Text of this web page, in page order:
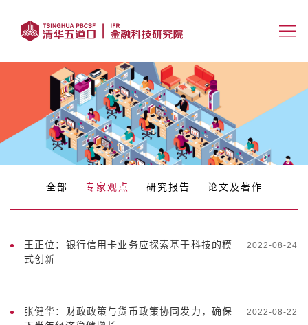
全部 专家观点 研究报告 论文及著作
王正位：银行信用卡业务应探索基于科技的模
式创新
2022-08-24
张健华：财政政策与货币政策协同发力，确保
2022-08-22